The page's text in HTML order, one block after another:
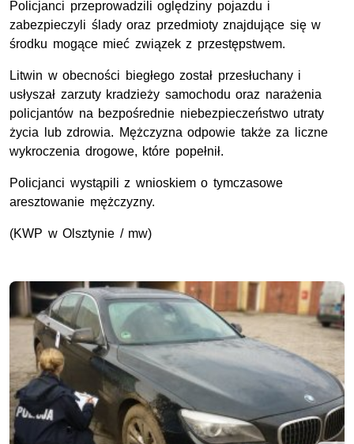
Policjanci przeprowadzili oględziny pojazdu i
zabezpieczyli ślady oraz przedmioty znajdujące się w
środku mogące mieć związek z przestępstwem.
Litwin w obecności biegłego został przesłuchany i
usłyszał zarzuty kradzieży samochodu oraz narażenia
policjantów na bezpośrednie niebezpieczeństwo utraty
życia lub zdrowia. Mężczyzna odpowie także za liczne
wykroczenia drogowe, które popełnił.
Policjanci wystąpili z wnioskiem o tymczasowe
aresztowanie mężczyzny.
(KWP w Olsztynie / mw)